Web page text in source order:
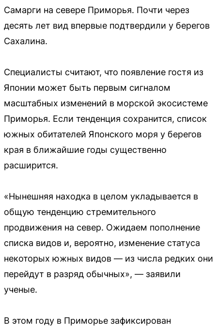
Самарги на севере Приморья. Почти через
десять лет вид впервые подтвердили у берегов
Сахалина.
Специалисты считают, что появление гостя из
Японии может быть первым сигналом
масштабных изменений в морской экосистеме
Приморья. Если тенденция сохранится, список
южных обитателей Японского моря у берегов
края в ближайшие годы существенно
расширится.
«Нынешняя находка в целом укладывается в
общую тенденцию стремительного
продвижения на север. Ожидаем пополнение
списка видов и, вероятно, изменение статуса
некоторых южных видов — из числа редких они
перейдут в разряд обычных», — заявили
ученые.
В этом году в Приморье зафиксирован